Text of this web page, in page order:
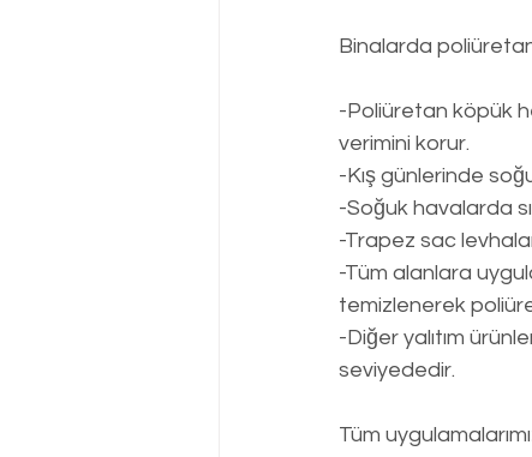
Binalarda poliüretan
-Poliüretan köpük
verimini korur.
-Kış günlerinde
-Soğuk havalarda
-Trapez sac
-Tüm alanlara
temizlenerek
-Diğer yalıtım
seviyededir.
Tüm